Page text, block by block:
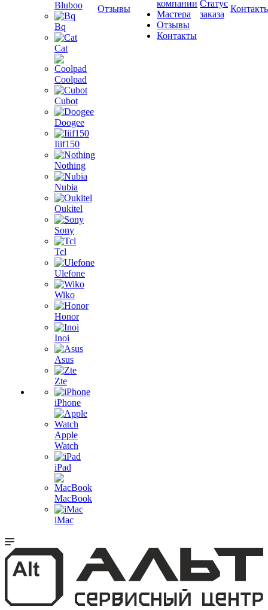
Bluboo
Bq
Cat
Coolpad
Cubot
Doogee
Iiif150
Nothing
Nubia
Oukitel
Sony
Tcl
Ulefone
Wiko
Honor
Inoi
Asus
Zte
iPhone
Apple
Watch
iPad
MacBook
iMac
Отзывы
компании
Мастера
Отзывы
Контакты
Статус
заказа